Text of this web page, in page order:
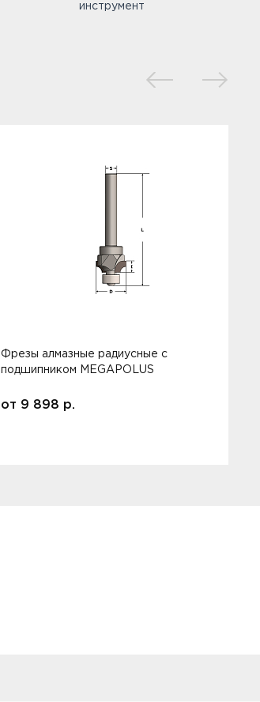
инструмент
Фрезы алмазные радиусные с
подшипником MEGAPOLUS
от 9 898 р.